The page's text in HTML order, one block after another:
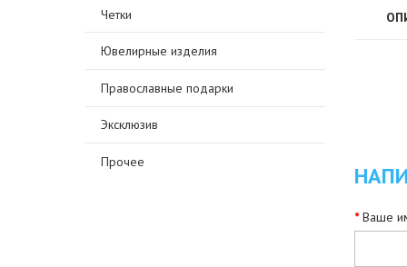
Четки
Ювелирные изделия
Православные подарки
Эксклюзив
Прочее
Ваше